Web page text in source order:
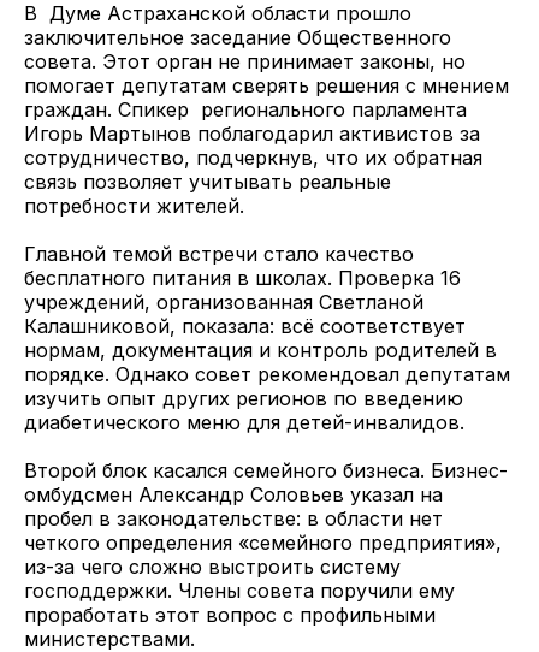
В Думе Астраханской области прошло
заключительное заседание Общественного
совета. Этот орган не принимает законы, но
помогает депутатам сверять решения с мнением
граждан. Спикер регионального парламента
Игорь Мартынов поблагодарил активистов за
сотрудничество, подчеркнув, что их обратная
связь позволяет учитывать реальные
потребности жителей.
Главной темой встречи стало качество
бесплатного питания в школах. Проверка 16
учреждений, организованная Светланой
Калашниковой, показала: всё соответствует
нормам, документация и контроль родителей в
порядке. Однако совет рекомендовал депутатам
изучить опыт других регионов по введению
диабетического меню для детей-инвалидов.
Второй блок касался семейного бизнеса. Бизнес-
омбудсмен Александр Соловьев указал на
пробел в законодательстве: в области нет
четкого определения «семейного предприятия»,
из-за чего сложно выстроить систему
господдержки. Члены совета поручили ему
проработать этот вопрос с профильными
министерствами.